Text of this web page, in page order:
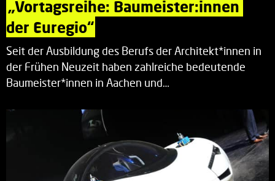
„Vortagsreihe: Baumeister:innen
der Euregio“
Seit der Ausbildung des Berufs der Architekt*innen in
der Frühen Neuzeit haben zahlreiche bedeutende
Baumeister*innen in Aachen und…